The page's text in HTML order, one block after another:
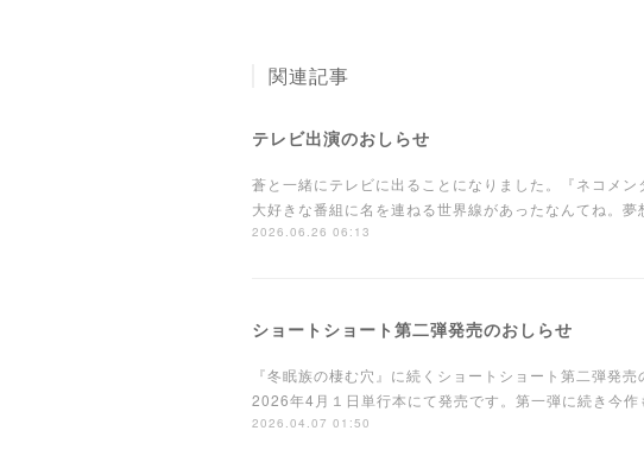
関連記事
テレビ出演のおしらせ
蒼と一緒にテレビに出ることになりました。『ネコメ
大好きな番組に名を連ねる世界線があったなんてね。
2026.06.26 06:13
ショートショート第二弾発売のおしらせ
『冬眠族の棲む穴』に続くショートショート第二弾発
2026年4月１日単行本にて発売です。第一弾に続き今
2026.04.07 01:50